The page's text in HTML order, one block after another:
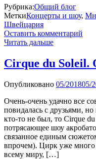
Рубрика:Общий блог
МеткиКонцерты и шоу,
Швейцария
Оставить комментарий
Читать дальше
Cirque du Soleil.
Опубликовано 05/201805/
Очень-очень удачно все
повидалась с друзьями,
кто-то не был, то Cirque
потрясающее шоу
связанное единым
впрочем). Цирк уже много
всему миру, […]